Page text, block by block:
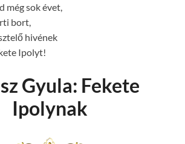
még sok évet,
bort,
hivének
Ipolyt!
Gyula: Fekete
Ipolynak